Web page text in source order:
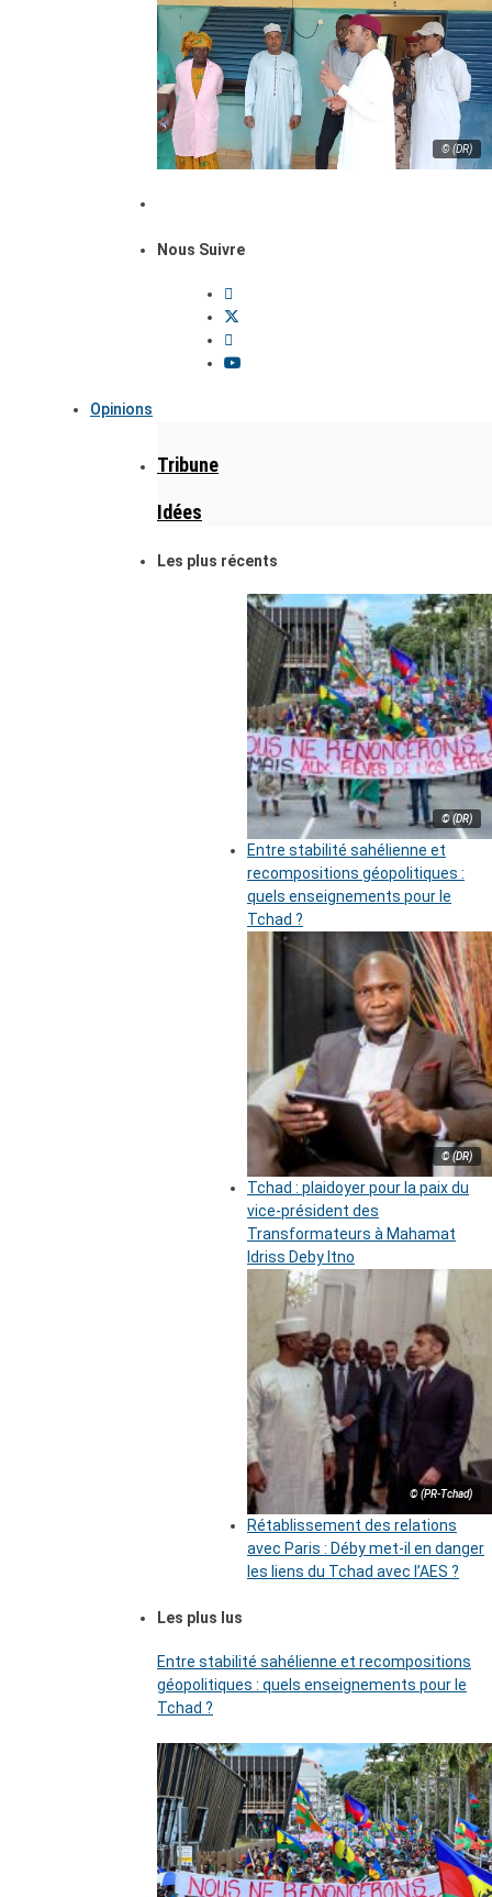
© (DR)
Nous Suivre
Opinions
Tribune
Idées
Les plus récents
© (DR)
Entre stabilité sahélienne et
recompositions géopolitiques :
quels enseignements pour le
Tchad ?
© (DR)
Tchad : plaidoyer pour la paix du
vice-président des
Transformateurs à Mahamat
Idriss Deby Itno
© (PR-Tchad)
Rétablissement des relations
avec Paris : Déby met-il en danger
les liens du Tchad avec l’AES ?
Les plus lus
Entre stabilité sahélienne et recompositions
géopolitiques : quels enseignements pour le
Tchad ?